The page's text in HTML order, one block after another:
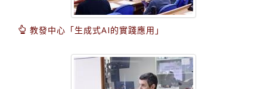
教發中心「生成式AI的實踐應用」